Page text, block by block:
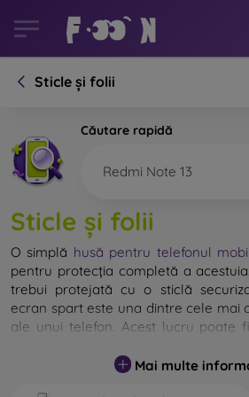
Sticle și folii
Căutare rapidă
Redmi Note 13
Sticle și folii
O simplă husă pentru telefonul mobi
pentru protecția completă a
trebui protejată cu o sticlă
ecran spart este una dintre cele mai
ale unui telefon. Acest lucru poate
Deși nu există sticlă
Mai multe